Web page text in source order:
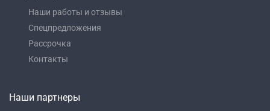
Наши работы и отзывы
Спецпредложения
Рассрочка
Контакты
Наши партнеры